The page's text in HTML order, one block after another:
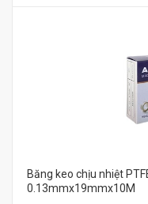
Băng keo chịu nhiệt
0.13mmx19mmx10M